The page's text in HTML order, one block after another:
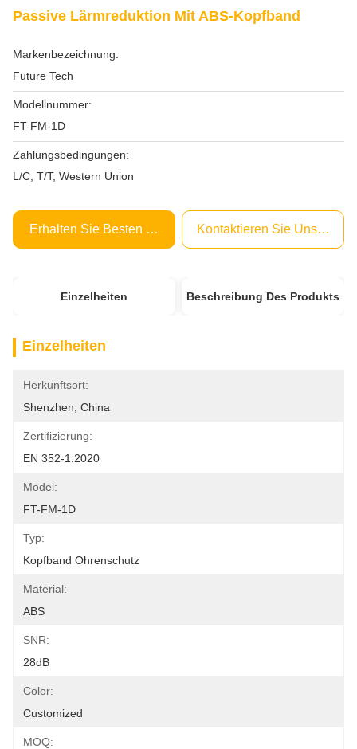
Passive Lärmreduktion Mit ABS-Kopfband
Markenbezeichnung:
Future Tech
Modellnummer:
FT-FM-1D
Zahlungsbedingungen:
L/C, T/T, Western Union
Erhalten Sie Besten Preis Kontaktieren Sie Uns Jetzt
Einzelheiten Beschreibung Des Produkts
Einzelheiten
Herkunftsort:
Shenzhen, China
Zertifizierung:
EN 352-1:2020
Model:
FT-FM-1D
Typ:
Kopfband Ohrenschutz
Material:
ABS
SNR:
28dB
Color:
Customized
MOQ: